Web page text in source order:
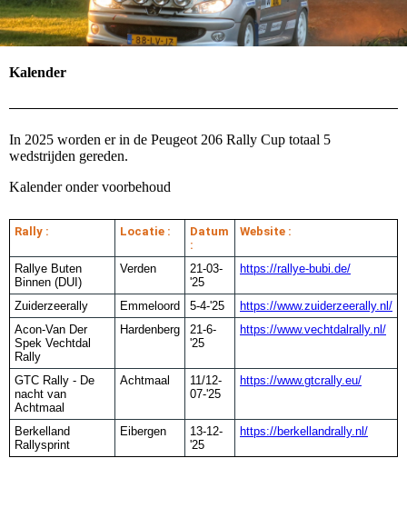
Kalender
In 2025 worden er in de Peugeot 206 Rally Cup totaal 5
wedstrijden gereden.
Kalender onder voorbehoud
Rally : Locatie :
Datum
:
Website :
Rallye Buten
Binnen (DUI)
Verden
21-03-
'25
https://rallye-bubi.de/
Zuiderzeerally Emmeloord 5-4-'25
https://www.zuiderzeerally.nl/
Acon-Van Der
Spek Vechtdal
Rally
Hardenberg
21-6-
'25
https://www.vechtdalrally.nl/
GTC Rally - De
nacht van
Achtmaal
Achtmaal
11/12-
07-'25
https://www.gtcrally.eu/
Berkelland
Rallysprint
Eibergen
13-12-
'25
https://berkellandrally.nl/